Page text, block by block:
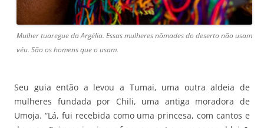
Mulher tuaregue da Argélia. Essas mulheres nômades do deserto não usam
véu. São os homens que o usam.
Seu guia então a levou a Tumai, uma outra aldeia de
mulheres fundada por Chili, uma antiga moradora de
Umoja. “Lá, fui recebida como uma princesa, com cantos e